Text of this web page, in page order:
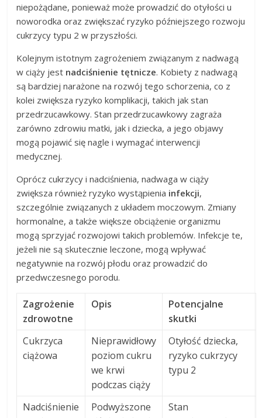
niepożądane, ponieważ może prowadzić do otyłości u
noworodka oraz zwiększać ryzyko późniejszego rozwoju
cukrzycy typu 2 w przyszłości.
Kolejnym istotnym zagrożeniem związanym z nadwagą
w ciąży jest nadciśnienie tętnicze. Kobiety z nadwagą
są bardziej narażone na rozwój tego schorzenia, co z
kolei zwiększa ryzyko komplikacji, takich jak stan
przedrzucawkowy. Stan przedrzucawkowy zagraża
zarówno zdrowiu matki, jak i dziecka, a jego objawy
mogą pojawić się nagle i wymagać interwencji
medycznej.
Oprócz cukrzycy i nadciśnienia, nadwaga w ciąży
zwiększa również ryzyko wystąpienia infekcji,
szczególnie związanych z układem moczowym. Zmiany
hormonalne, a także większe obciążenie organizmu
mogą sprzyjać rozwojowi takich problemów. Infekcje te,
jeżeli nie są skutecznie leczone, mogą wpływać
negatywnie na rozwój płodu oraz prowadzić do
przedwczesnego porodu.
Zagrożenie
zdrowotne
Opis
Potencjalne
skutki
Cukrzyca
ciążowa
Nieprawidłowy
poziom cukru
we krwi
podczas ciąży
Otyłość dziecka,
ryzyko cukrzycy
typu 2
Nadciśnienie
Podwyższone
Stan